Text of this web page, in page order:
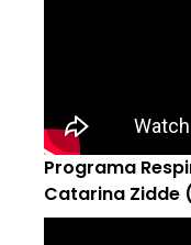
Programa
Catarina Zidde